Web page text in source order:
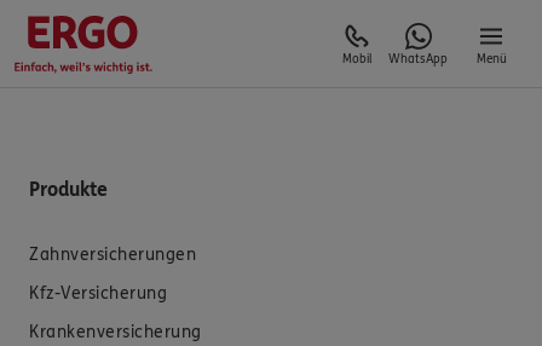
Mobil WhatsApp Menü
Produkte
Zahnversicherungen
Kfz-Versicherung
Krankenversicherung